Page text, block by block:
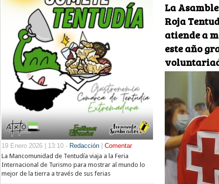
19 Enero 2026 | 13:10 - Redacción
Comentar
La Mancomunidad de Tentudía viaja a la Feria
Internacional de Turismo para mostrar al mundo lo
mejor de la tierra a través de sus ferias
La
Roja
atiende a
este año